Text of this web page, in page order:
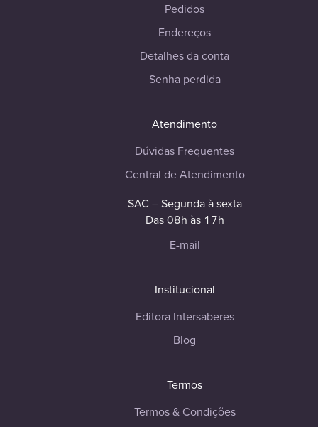
Pedidos
Endereços
Detalhes da conta
Senha perdida
Atendimento
Dúvidas Frequentes
Central de Atendimento
SAC – Segunda à sexta
Das 08h às 17h
E-mail
Institucional
Editora Intersaberes
Blog
Termos
Termos & Condições